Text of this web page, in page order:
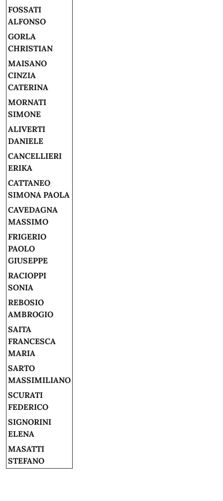
FOSSATI
ALFONSO
GORLA
CHRISTIAN
MAISANO
CINZIA
CATERINA
MORNATI
SIMONE
ALIVERTI
DANIELE
CANCELLIERI
ERIKA
CATTANEO
SIMONA PAOLA
CAVEDAGNA
MASSIMO
FRIGERIO
PAOLO
GIUSEPPE
RACIOPPI
SONIA
REBOSIO
AMBROGIO
SAITA
FRANCESCA
MARIA
SARTO
MASSIMILIANO
SCURATI
FEDERICO
SIGNORINI
ELENA
MASATTI
STEFANO